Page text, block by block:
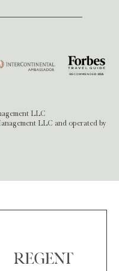
LLC
LLC and operated by